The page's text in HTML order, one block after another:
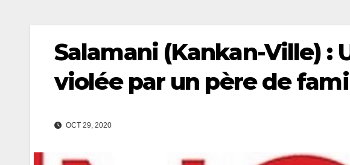
Salamani (Kankan-Ville) :
violée par un père de
OCT 29, 2020